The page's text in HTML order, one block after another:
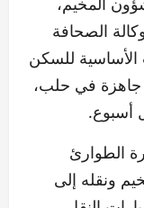
الصحافة
الأساسية للسكن
جاهزة في حلب،
أسبوع.
الطوارئ
ونقله إلى